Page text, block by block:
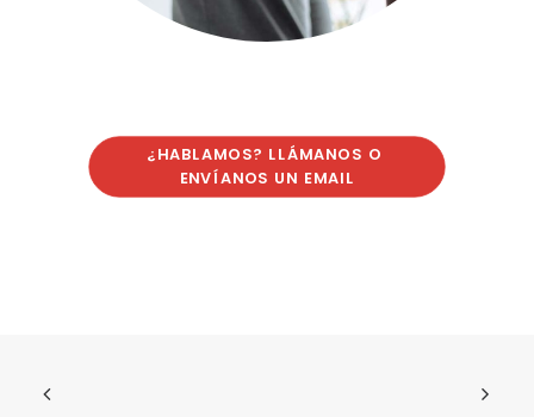
¿HABLAMOS? LLÁMANOS O
ENVÍANOS UN EMAIL